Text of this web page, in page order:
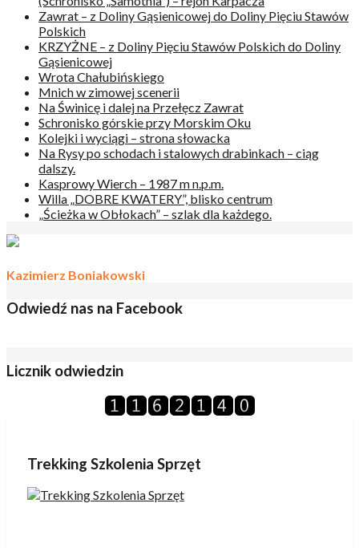
Zawrat – z Doliny Gąsienicowej do Doliny Pięciu Stawów
Polskich
KRZYŻNE – z Doliny Pięciu Stawów Polskich do Doliny
Gąsienicowej
Wrota Chałubińskiego
Mnich w zimowej scenerii
Na Świnicę i dalej na Przełęcz Zawrat
Schronisko górskie przy Morskim Oku
Kolejki i wyciągi – strona słowacka
Na Rysy po schodach i stalowych drabinkach – ciąg
dalszy.
Kasprowy Wierch – 1987 m n.p.m.
Willa „DOBRE KWATERY”, blisko centrum
„Ścieżka w Obłokach” – szlak dla każdego.
Kazimierz Boniakowski
Odwiedź nas na Facebook
Licznik odwiedzin
Trekking Szkolenia Sprzęt